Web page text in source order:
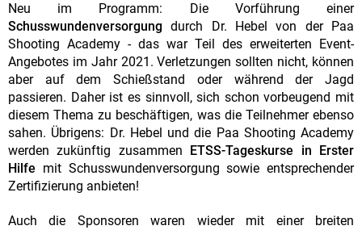
Neu im Programm: Die Vorführung einer
Schusswundenversorgung durch Dr. Hebel von der Paa
Shooting Academy - das war Teil des erweiterten Event-
Angebotes im Jahr 2021. Verletzungen sollten nicht, können
aber auf dem Schießstand oder während der Jagd
passieren. Daher ist es sinnvoll, sich schon vorbeugend mit
diesem Thema zu beschäftigen, was die Teilnehmer ebenso
sahen. Übrigens: Dr. Hebel und die Paa Shooting Academy
werden zukünftig zusammen
ETSS-Tageskurse in Erster
Hilfe mit Schusswundenversorgung sowie entsprechender
Zertifizierung anbieten!
Auch die Sponsoren waren wieder mit einer breiten